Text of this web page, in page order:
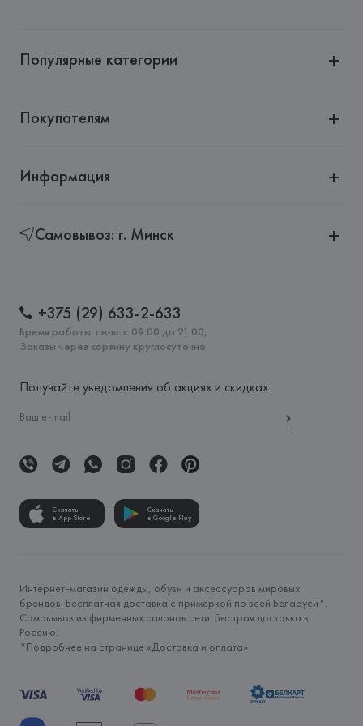
Популярные категории
Покупателям
Информация
Самовывоз: г. Минск
+375 (29) 633-2-633
Время работы: пн-вс с 09:00 до 21:00,
Заказы через корзину круглосуточно
Получайте уведомления об акциях и скидках:
Скачать
в App Store
Скачать
в Google Play
Интернет-магазин одежды, обуви и аксессуаров мировых
брендов. Бесплатная доставка с примеркой по всей Беларуси*.
Самовывоз из фирменных салонов сети. Быстрая доставка в
Россию.
*Подробнее на странице «Доставка и оплата»